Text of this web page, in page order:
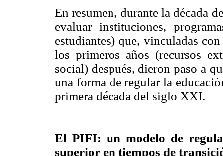
En resumen, durante la década
evaluar instituciones,
estudiantes) que, vinculadas
los primeros años (recursos
social) después, dieron paso a
una forma de regular la
primera década del siglo XXI.
El PIFI: un modelo de
superior en tiempos de